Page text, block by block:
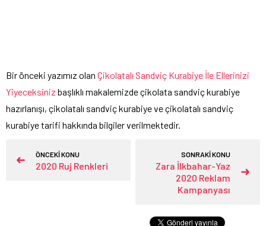
Bir önceki yazımız olan Çikolatalı Sandviç Kurabiye İle Ellerinizi
Yiyeceksiniz başlıklı makalemizde çikolata sandviç kurabiye
hazırlanışı, çikolatalı sandviç kurabiye ve çikolatalı sandviç
kurabiye tarifi hakkında bilgiler verilmektedir.
ÖNCEKİ KONU
2020 Ruj Renkleri
SONRAKİ KONU
Zara İlkbahar-Yaz
2020 Reklam
Kampanyası